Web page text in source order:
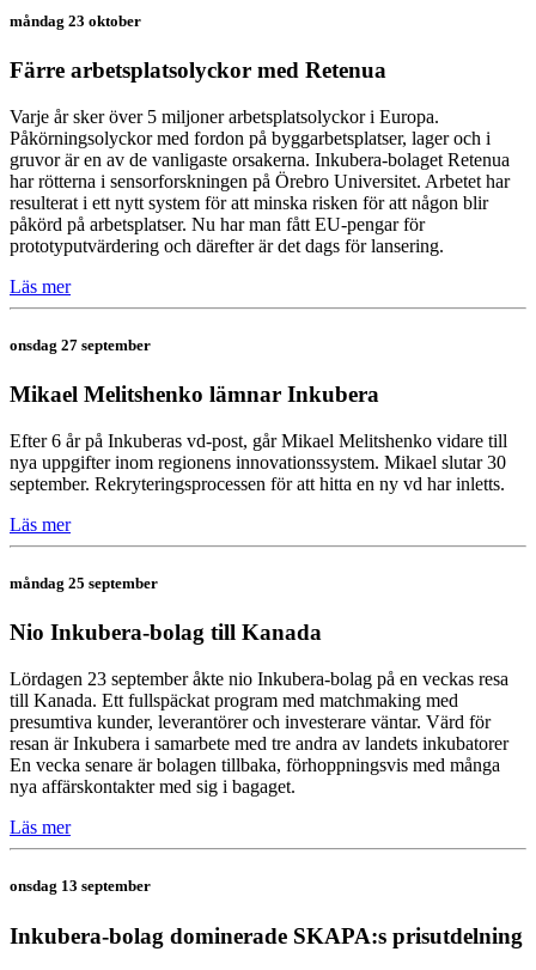
måndag 23 oktober
Färre arbetsplatsolyckor med Retenua
Varje år sker över 5 miljoner arbetsplatsolyckor i Europa.
Påkörningsolyckor med fordon på byggarbetsplatser, lager och i
gruvor är en av de vanligaste orsakerna. Inkubera-bolaget Retenua
har rötterna i sensorforskningen på Örebro Universitet. Arbetet har
resulterat i ett nytt system för att minska risken för att någon blir
påkörd på arbetsplatser. Nu har man fått EU-pengar för
prototyputvärdering och därefter är det dags för lansering.
Läs mer
onsdag 27 september
Mikael Melitshenko lämnar Inkubera
Efter 6 år på Inkuberas vd-post, går Mikael Melitshenko vidare till
nya uppgifter inom regionens innovationssystem. Mikael slutar 30
september. Rekryteringsprocessen för att hitta en ny vd har inletts.
Läs mer
måndag 25 september
Nio Inkubera-bolag till Kanada
Lördagen 23 september åkte nio Inkubera-bolag på en veckas resa
till Kanada. Ett fullspäckat program med matchmaking med
presumtiva kunder, leverantörer och investerare väntar. Värd för
resan är Inkubera i samarbete med tre andra av landets inkubatorer
En vecka senare är bolagen tillbaka, förhoppningsvis med många
nya affärskontakter med sig i bagaget.
Läs mer
onsdag 13 september
Inkubera-bolag dominerade SKAPA:s prisutdelning